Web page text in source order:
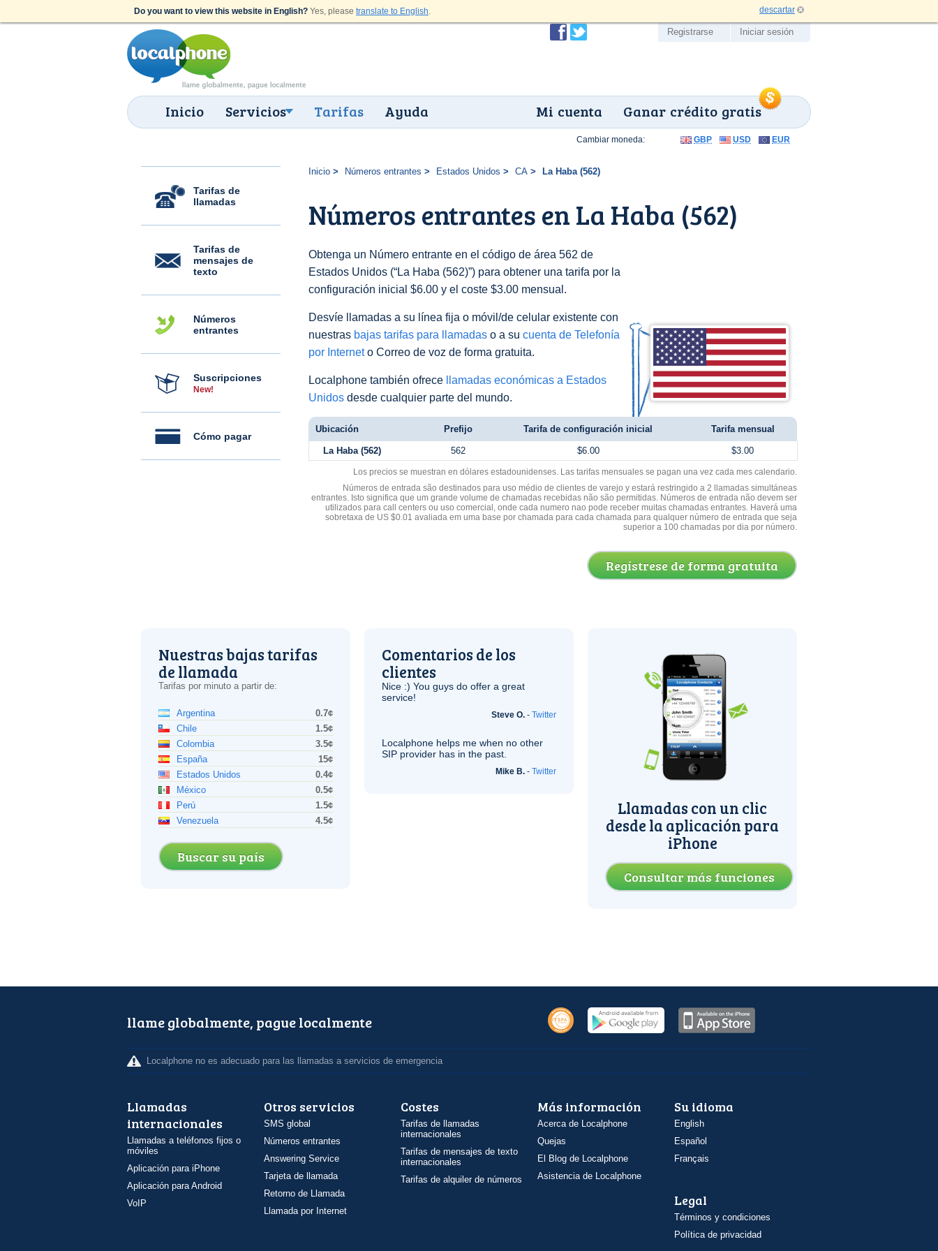
Do you want to view this website in English? Yes, please translate to English. descartar
Inicio Servicios Tarifas Ayuda Ganar crédito gratis
Mi cuenta
Registrarse Iniciar sesión
Tarifas de
llamadas
Tarifas de
mensajes de
texto
Números
entrantes
Suscripciones
New!
Cómo pagar
Inicio Números entrantes Estados Unidos CA La Haba (562)
Números entrantes en La Haba (562)
Obtenga un Número entrante en el código de área 562 de
Estados Unidos (“La Haba (562)”) para obtener una tarifa por la
configuración inicial $6.00 y el coste $3.00 mensual.
Desvíe llamadas a su línea fija o móvil/de celular existente con
nuestras bajas tarifas para llamadas o a su cuenta de Telefonía
por Interneto Correo de voz de forma gratuita.
Localphone también ofrece
llamadas económicas a Estados
Unidos desde cualquier parte del mundo.
Cambiar moneda: GBP USD EUR
Ubicación Prefijo Tarifa de configuración inicial Tarifa mensual
La Haba (562) 562 $6.00 $3.00
Los precios se muestran en dólares estadounidenses. Las tarifas mensuales se pagan una vez cada mes calendario.
Números de entrada são destinados para uso médio de clientes de varejo y estará restringido a 2 llamadas simultáneas
entrantes. Isto significa que um grande volume de chamadas recebidas não são permitidas. Números de entrada não devem ser
utilizados para call centers ou uso comercial, onde cada numero nao pode receber muitas chamadas entrantes. Haverá uma
sobretaxa de US $0.01 avaliada em uma base por chamada para cada chamada para qualquer número de entrada que seja
superior a 100 chamadas por dia por número.
Regístrese de forma gratuita
Nuestras bajas tarifas
de llamada
Tarifas por minuto a partir de:
Argentina
0.7¢
Chile
1.5¢
Colombia
3.5¢
España
15¢
Estados Unidos
0.4¢
México
0.5¢
Perú
1.5¢
Venezuela
4.5¢
Buscar su país
Comentarios de los
clientes
Nice :) You guys do offer a great
service!
Steve O. - Twitter
Localphone helps me when no other
SIP provider has in the past.
Mike B. - Twitter
Llamadas con un clic
desde la aplicación para
iPhone
Consultar más funciones
llame globalmente, pague localmente
Localphone no es adecuado para las llamadas a servicios de emergencia
Llamadas
internacionales
Llamadas a teléfonos fijos o
móviles
Aplicación para iPhone
Aplicación para Android
VoIP
Otros servicios
SMS global
Números entrantes
Answering Service
Tarjeta de llamada
Retorno de Llamada
Llamada por Internet
Costes
Tarifas de llamadas
internacionales
Tarifas de mensajes de texto
internacionales
Tarifas de alquiler de números
Más información
Acerca de Localphone
Quejas
El Blog de Localphone
Asistencia de Localphone
Su idioma
English
Español
Français
Legal
Términos y condiciones
Política de privacidad